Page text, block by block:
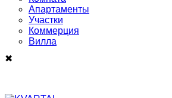
Апартаменты
Участки
Коммерция
Виллa
✖